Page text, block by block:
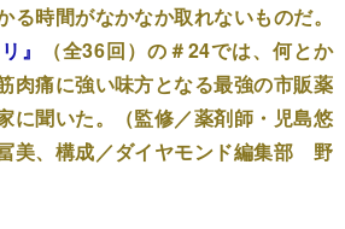
る時間がなかなか取れないものだ。
』
（全36回）の＃24では、何とか
肉痛に強い味方となる最強の市販薬
に聞いた。（監修／薬剤師・児島悠
美、構成／ダイヤモンド編集部 野